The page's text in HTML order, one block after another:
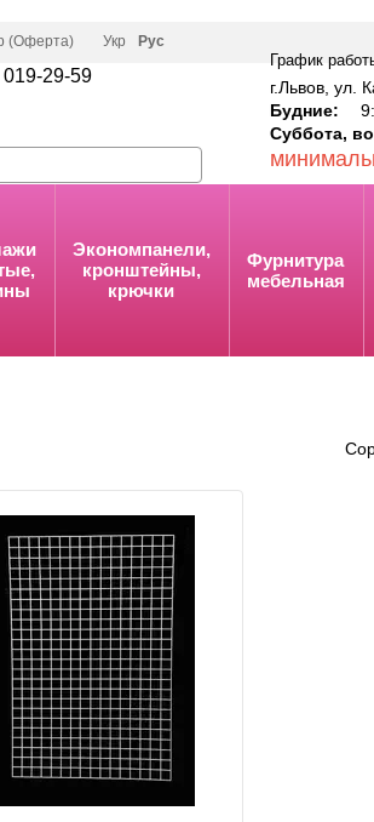
(Оферта) Укр Рус
29-59
График
г.Львов, ул.
Будние:
Суббота,
Экономпанели,
кронштейны,
крючки
Фурнитура
мебельная